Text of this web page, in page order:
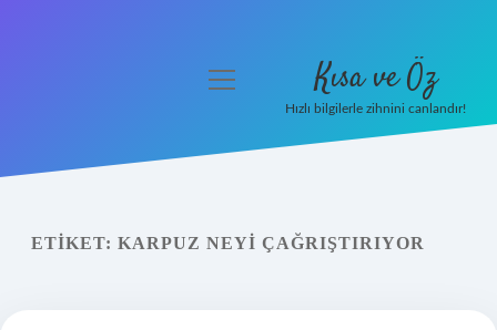
Yasal Uyarı
menüyü
Kısa ve Öz
Hızlı bilgilerle zihnini canlandır!
ETIKET: KARPUZ NEYI ÇAĞRIŞTIRIYOR